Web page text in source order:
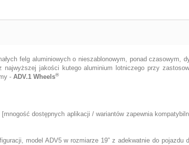
felg aluminiowych o nieszablonowym, ponad czasowym,
jakości kutego aluminium lotniczego przy
- ADV.1 Wheels®
dostępnych aplikacji / wariantów zapewnia
model ADV5 w rozmiarze 19” z adekwatnie do pojazdu